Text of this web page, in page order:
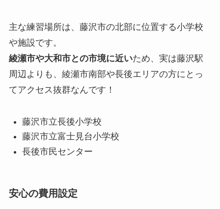
主な練習場所は、藤沢市の北部に位置する小学校
や施設です。
綾瀬市や大和市との市境に近いため、実は藤沢駅
周辺よりも、綾瀬市南部や長後エリアの方にとっ
てアクセス抜群なんです！
藤沢市立長後小学校
藤沢市立富士見台小学校
長後市民センター
安心の費用設定